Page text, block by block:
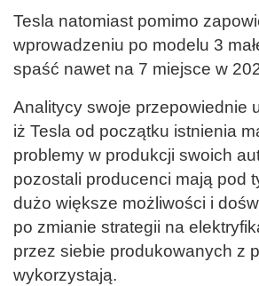
Tesla natomiast pomimo
wprowadzeniu po modelu 3
spaść nawet na 7 miejsce w
Analitycy swoje przepowiednie
iż Tesla od początku istnienia
problemy w produkcji swoich
pozostali producenci mają pod
dużo większe możliwości i
po zmianie strategii na
przez siebie produkowanych z
wykorzystają.